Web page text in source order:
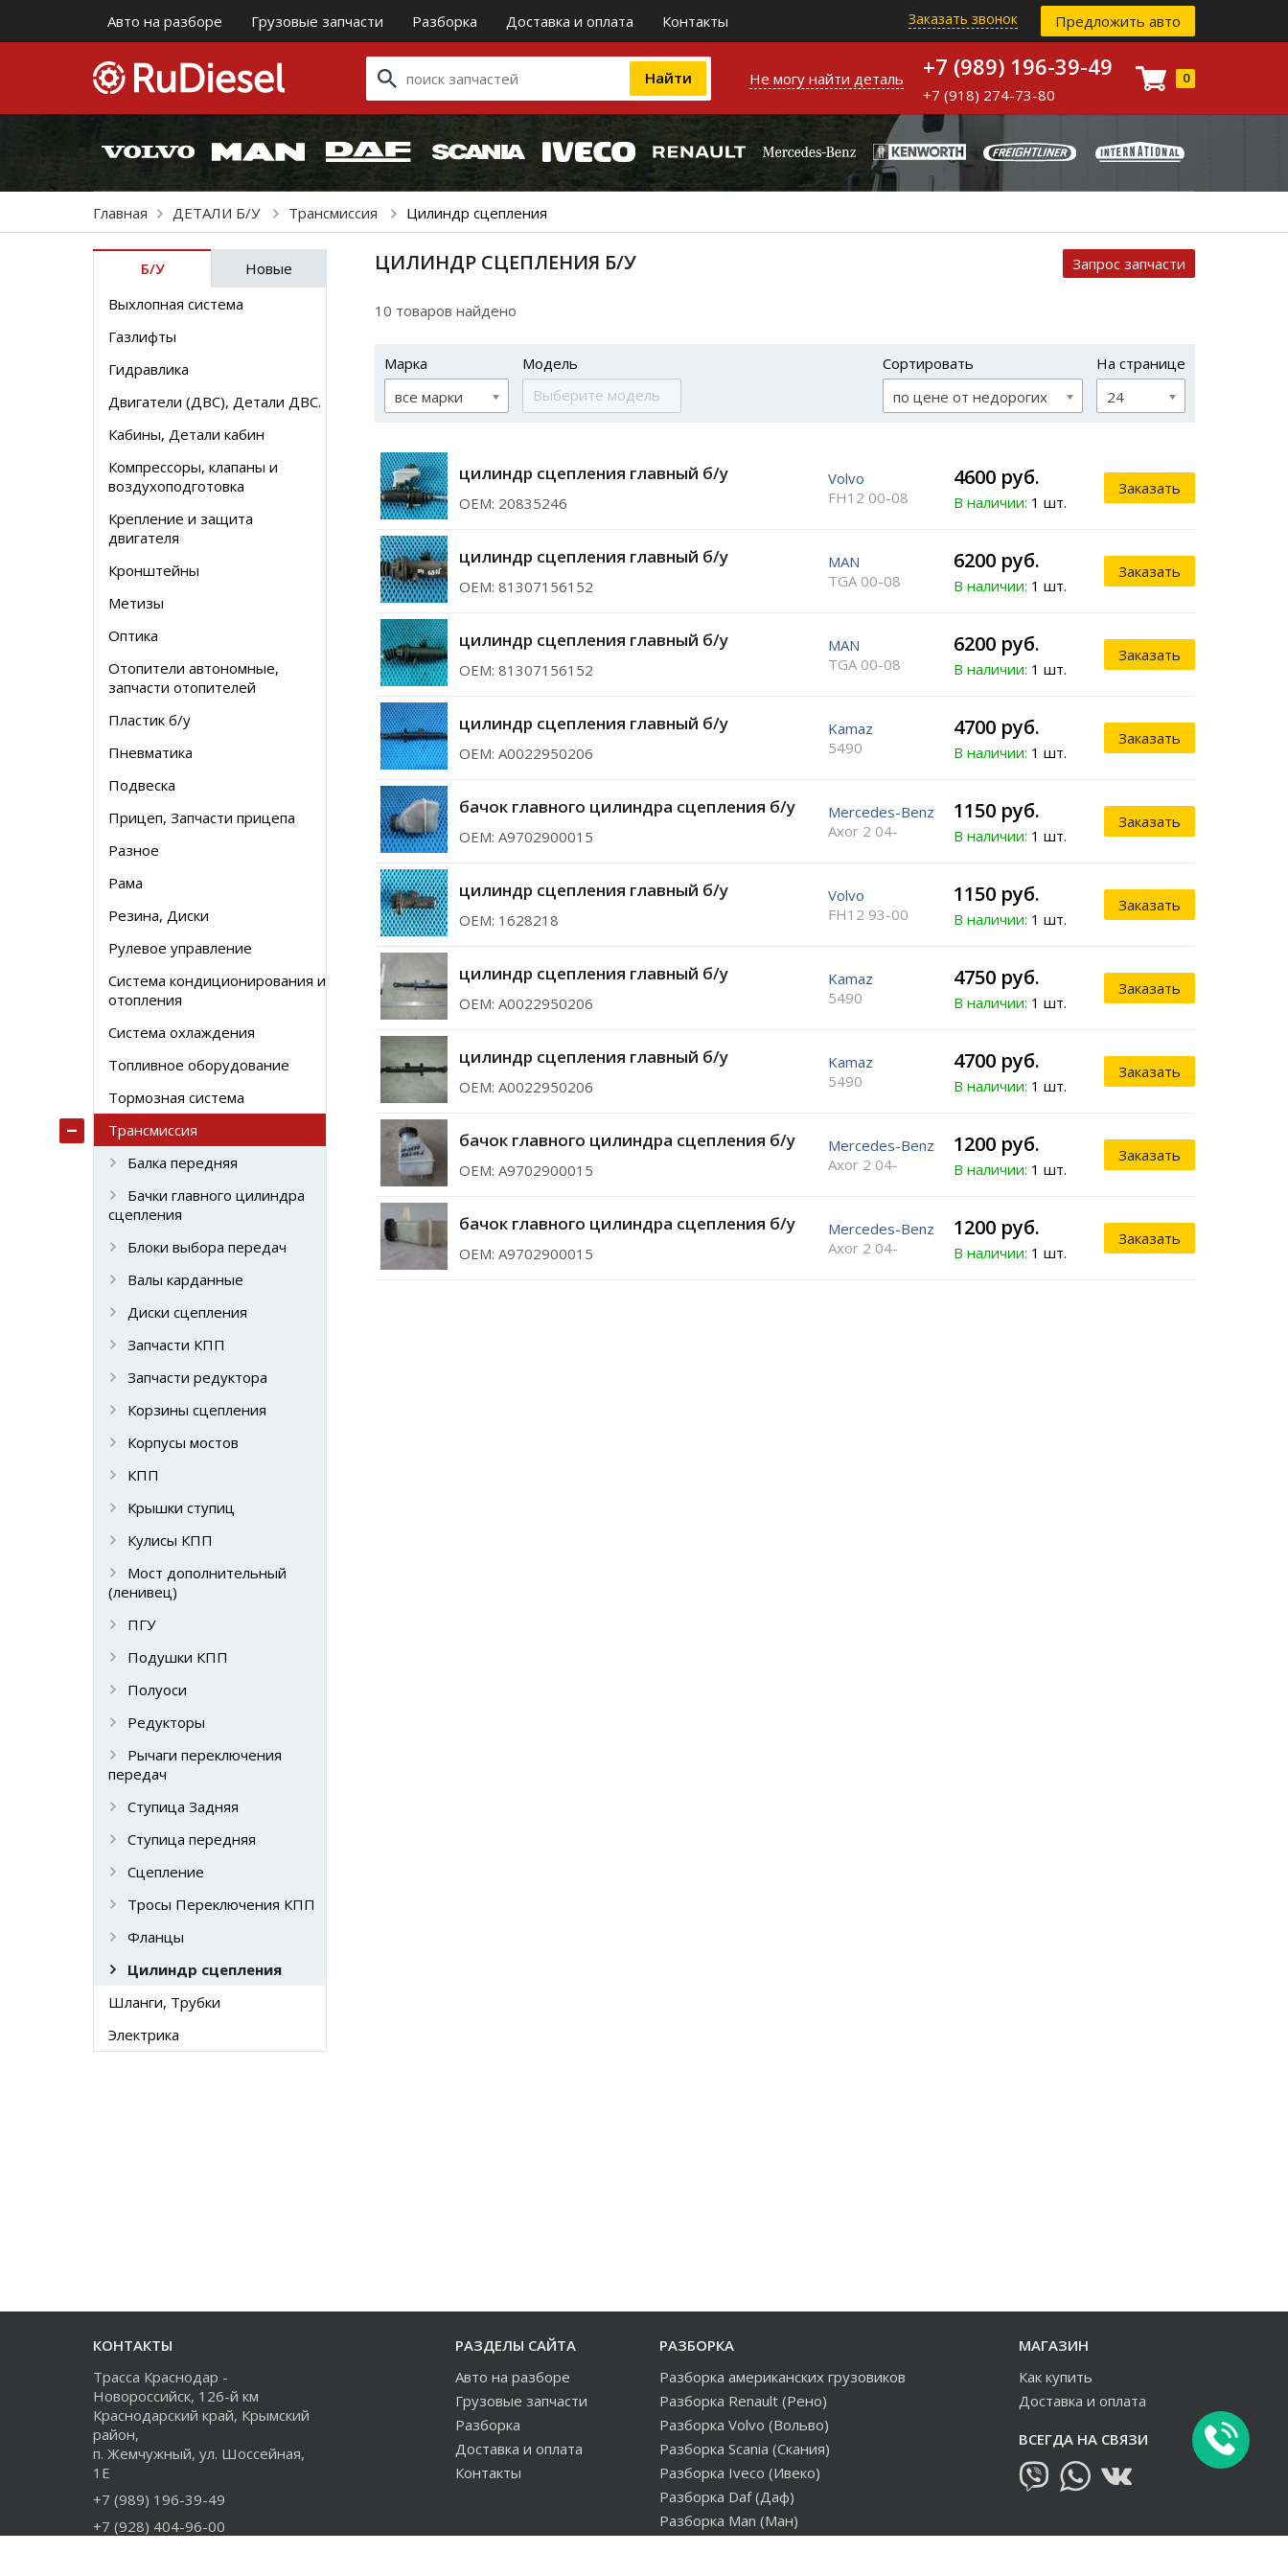
Авто на разборе Грузовые запчасти Разборка Доставка и оплата Контакты Заказать звонок Предложить авто
Не могу найти деталь +7 (989) 196-39-49
+7 (918) 274-73-80
0
Главная ДЕТАЛИ Б/У Трансмиссия Цилиндр сцепления
Б/У
Новые
Выхлопная система
Газлифты
Гидравлика
Двигатели (ДВС), Детали ДВС.
Кабины, Детали кабин
Компрессоры, клапаны и
воздухоподготовка
Крепление и защита
двигателя
Кронштейны
Метизы
Оптика
Отопители автономные,
запчасти отопителей
Пластик б/у
Пневматика
Подвеска
Прицеп, Запчасти прицепа
Разное
Рама
Резина, Диски
Рулевое управление
Система кондиционирования и
отопления
Система охлаждения
Топливное оборудование
Тормозная система
Трансмиссия
Балка передняя
Бачки главного цилиндра
сцепления
Блоки выбора передач
Валы карданные
Диски сцепления
Запчасти КПП
Запчасти редуктора
Корзины сцепления
Корпусы мостов
КПП
Крышки ступиц
Кулисы КПП
Мост дополнительный
(ленивец)
ПГУ
Подушки КПП
Полуоси
Редукторы
Рычаги переключения
передач
Ступица Задняя
Ступица передняя
Сцепление
Тросы Переключения КПП
Фланцы
Цилиндр сцепления
Шланги, Трубки
Электрика
ЦИЛИНДР СЦЕПЛЕНИЯ Б/У Запрос запчасти
10 товаров найдено
Марка
все марки
Модель
Сортировать
по цене от недорогих
На странице
24
цилиндр сцепления главный б/у
ОЕМ: 20835246
Volvo
FH12 00-08
4600 руб.
В наличии: 1 шт.
Заказать
цилиндр сцепления главный б/у
ОЕМ: 81307156152
MAN
TGA 00-08
6200 руб.
В наличии: 1 шт.
Заказать
цилиндр сцепления главный б/у
ОЕМ: 81307156152
MAN
TGA 00-08
6200 руб.
В наличии: 1 шт.
Заказать
цилиндр сцепления главный б/у
ОЕМ: A0022950206
Kamaz
5490
4700 руб.
В наличии: 1 шт.
Заказать
бачок главного цилиндра сцепления б/у
ОЕМ: A9702900015
Mercedes-Benz
Axor 2 04-
1150 руб.
В наличии: 1 шт.
Заказать
цилиндр сцепления главный б/у
ОЕМ: 1628218
Volvo
FH12 93-00
1150 руб.
В наличии: 1 шт.
Заказать
цилиндр сцепления главный б/у
ОЕМ: A0022950206
Kamaz
5490
4750 руб.
В наличии: 1 шт.
Заказать
цилиндр сцепления главный б/у
ОЕМ: A0022950206
Kamaz
5490
4700 руб.
В наличии: 1 шт.
Заказать
бачок главного цилиндра сцепления б/у
ОЕМ: A9702900015
Mercedes-Benz
Axor 2 04-
1200 руб.
В наличии: 1 шт.
Заказать
бачок главного цилиндра сцепления б/у
ОЕМ: A9702900015
Mercedes-Benz
Axor 2 04-
1200 руб.
В наличии: 1 шт.
Заказать
КОНТАКТЫ
Трасса Краснодар -
Новороссийск, 126-й км
Краснодарский край, Крымский
район,
п. Жемчужный, ул. Шоссейная,
1Е
+7 (989) 196-39-49
+7 (928) 404-96-00
РАЗДЕЛЫ САЙТА
Авто на разборе
Грузовые запчасти
Разборка
Доставка и оплата
Контакты
РАЗБОРКА
Разборка американских грузовиков
Разборка Renault (Рено)
Разборка Volvo (Вольво)
Разборка Scania (Скания)
Разборка Iveco (Ивеко)
Разборка Daf (Даф)
Разборка Man (Ман)
МАГАЗИН
Как купить
Доставка и оплата
ВСЕГДА НА СВЯЗИ